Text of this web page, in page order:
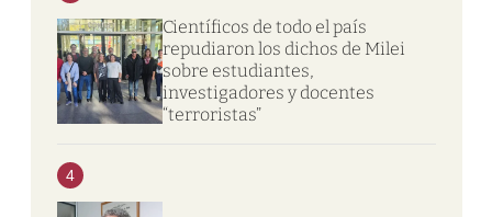
Científicos de todo el país
repudiaron los dichos de Milei
sobre estudiantes,
investigadores y docentes
“terroristas”
4